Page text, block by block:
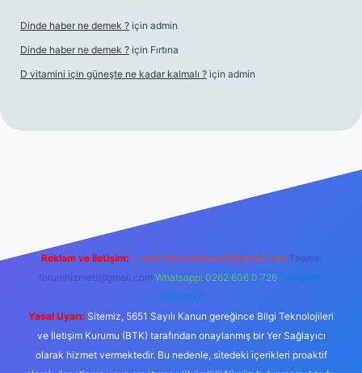
Dinde haber ne demek ? için admin
Dinde haber ne demek ? için Fırtına
D vitamini için güneşte ne kadar kalmalı ? için admin
Reklam ve İletişim: E-mail: backlinkpaneli@gmail.com Teams:
forumhizmeti@gmail.com Whatsapp: 0262 606 0 726 Telegram:
@karabul
Yasal Uyarı: Sitemiz, 5651 Sayılı Kanun gereğince Bilgi Teknolojileri
ve İletişim Kurumu (BTK) tarafından onaylanmış bir Yer Sağlayıcı
olarak hizmet vermektedir. Bu nedenle, sitedeki içerikleri proaktif